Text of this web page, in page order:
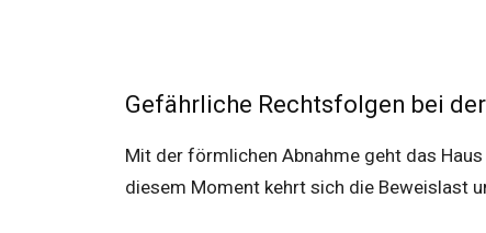
Gefährliche Rechtsfolgen bei
Mit der förmlichen Abnahme geht das
diesem Moment kehrt sich die Beweislast